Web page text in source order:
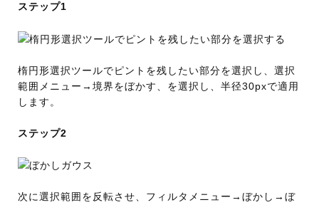
ステップ1
楕円形選択ツールでピントを残したい部分を選択し、選択
範囲メニュー→境界をぼかす、を選択し、半径30pxで適用
します。
ステップ2
次に選択範囲を反転させ、フィルタメニュー→ぼかし→ぼ